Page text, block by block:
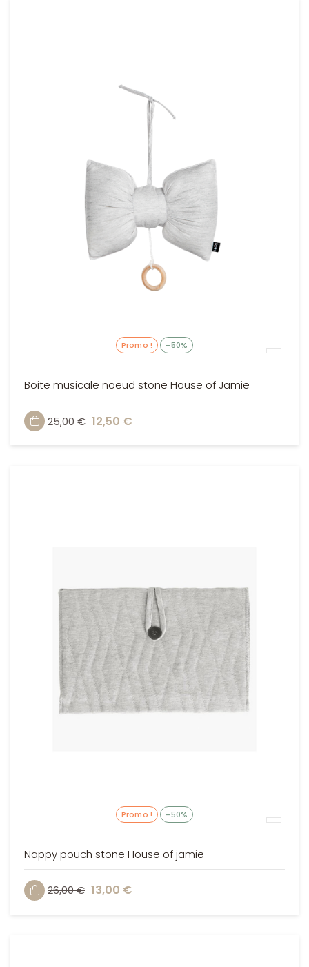
Promo ! -50%
Boite musicale noeud stone House of Jamie
25,00 € 12,50 €
Promo ! -50%
Nappy pouch stone House of jamie
26,00 € 13,00 €